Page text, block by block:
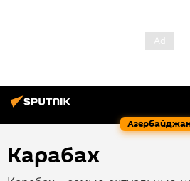
Карабах